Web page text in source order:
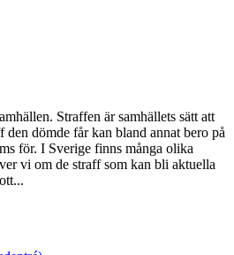
Straffen är samhällets sätt att
dömde får kan bland annat bero på
för. I Sverige finns många olika
vi om de straff som kan bli aktuella